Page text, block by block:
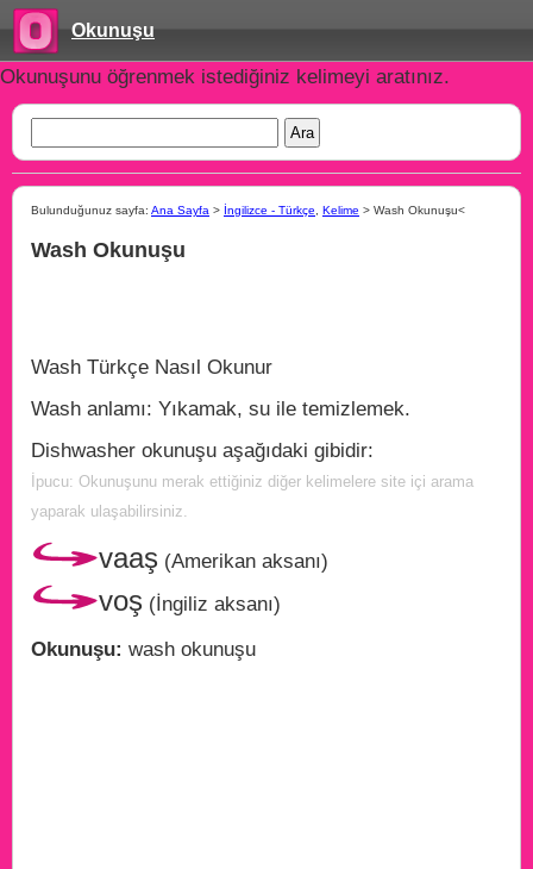
Okunuşu
Okunuşunu öğrenmek istediğiniz kelimeyi aratınız.
Bulunduğunuz sayfa: Ana Sayfa > İngilizce - Türkçe Kelime > Wash Okunuşu<
Wash Okunuşu
Wash Türkçe Nasıl Okunur
Wash anlamı: Yıkamak, su ile temizlemek.
Dishwasher okunuşu aşağıdaki gibidir:
İpucu: Okunuşunu merak ettiğiniz diğer kelimelere site içi arama
yaparak ulaşabilirsiniz.
vaaş (Amerikan aksanı)
voş (İngiliz aksanı)
Okunuşu: wash okunuşu